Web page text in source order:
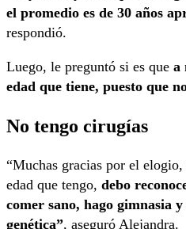
el promedio es de 30 años
respondió.
Luego, le preguntó si es que a
edad que tiene, puesto que
No tengo cirugías
“Muchas gracias por el
edad que tengo, debo
comer sano, hago gimnasia
genética”, aseguró Alejandra.